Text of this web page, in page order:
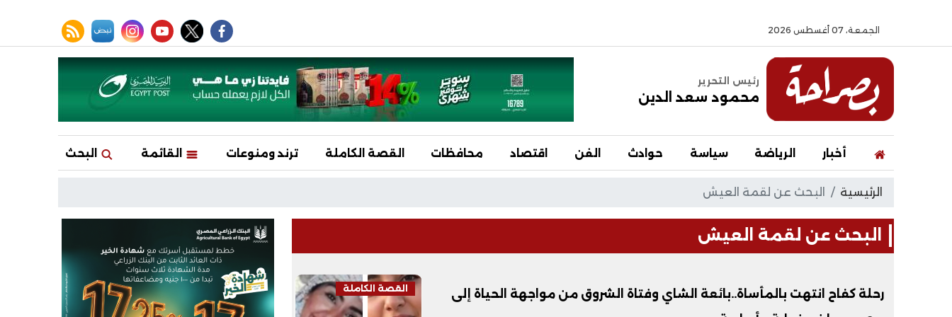
الجمعة، 07 أغسطس 2026
facebook
twitter
youtube
instagram
نبض rss feed
رئيس التحرير
محمود سعد الدين
أخبار الرياضة سياسة حوادث الفن اقتصاد محافظات القصة الكاملة ترند ومنوعات القائمة البحث
الرئيسية البحث عن لقمة العيش
البحث عن لقمة العيش
القصة الكاملة
رحلة كفاح انتهت بالمأساة..بائعة الشاي وفتاة الشروق من مواجهة الحياة إلى